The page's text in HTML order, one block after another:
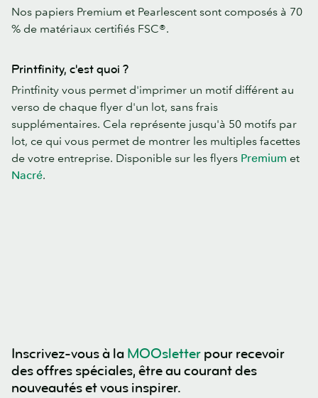
Nos papiers Premium et Pearlescent sont composés à 70
% de matériaux certifiés FSC®.
Printfinity, c'est quoi ?
Printfinity vous permet d'imprimer un motif différent au
verso de chaque flyer d'un lot, sans frais
supplémentaires. Cela représente jusqu'à 50 motifs par
lot, ce qui vous permet de montrer les multiples facettes
de votre entreprise. Disponible sur les flyers Premium et
Nacré.
Inscrivez-vous à la MOOsletter pour recevoir
des offres spéciales, être au courant des
nouveautés et vous inspirer.